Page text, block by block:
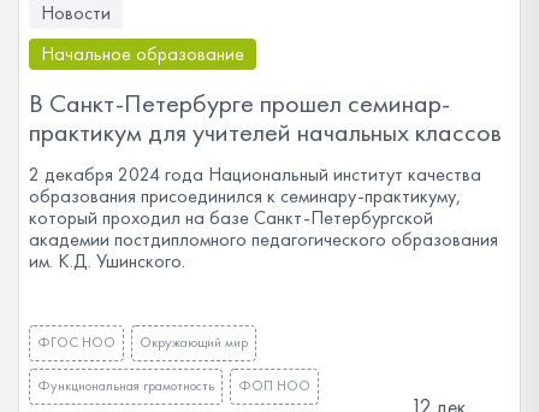
Новости
Начальное образование
В Санкт-Петербурге прошел семинар-
практикум для учителей начальных классов
2 декабря 2024 года Национальный институт качества
образования присоединился к семинару-практикуму,
который проходил на базе Санкт-Петербургской
академии постдипломного педагогического образования
им. К.Д. Ушинского.
ФГОС НОО Окружающий мир
Функциональная грамотность ФОП НОО